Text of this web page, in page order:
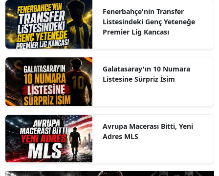
Fenerbahçe'nin Transfer
Listesindeki Genç Yeteneğe
Premier Lig Kancası
Galatasaray'ın 10 Numara
Listesine Sürpriz İsim
Avrupa Macerası Bitti, Yeni
Adres MLS